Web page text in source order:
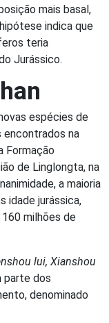
mais basal,
indica que
teria
Jurássico.
espécies de
encontrados na
Formação
de Linglongta, na
a maioria
idade jurássica,
milhões de
lui, Xianshou
parte dos
denominado